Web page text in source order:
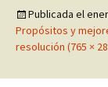
Publicada el
Propósitos y
resolución (765 ×